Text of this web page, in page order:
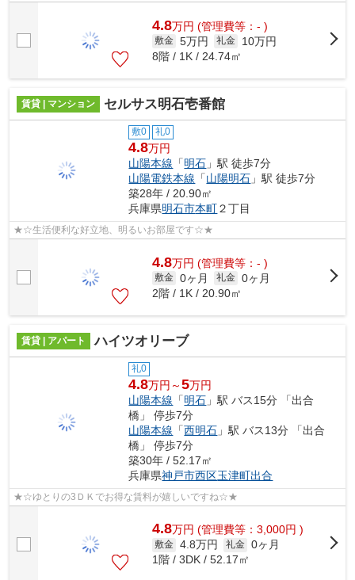
4.8万円 (管理費等：- )
敷金 5万円 礼金
10万円
8階 / 1K / 24.74㎡
賃貸 | マンション セルサス明石壱番館
敷0 礼0
4.8万円
山陽本線 「明石 」駅 徒歩7分
山陽電鉄本線 「山陽明石 」駅 徒歩7分
築28年 / 20.90㎡
兵庫県明石市本町２丁目
★☆生活便利な好立地、明るいお部屋です☆★
4.8万円 (管理費等：- )
敷金 0ヶ月 礼金 0ヶ月
2階 / 1K / 20.90㎡
賃貸 | アパート ハイツオリーブ
礼0
4.8万円～5万円
山陽本線 「明石 」駅 バス15分 「出合
橋」 停歩7分
山陽本線 「西明石 」駅 バス13分 「出合
橋」 停歩7分
築30年 / 52.17㎡
兵庫県神戸市西区玉津町出合
★☆ゆとりの3ＤＫでお得な賃料が嬉しいですね☆★
4.8万円 (管理費等：3,000円 )
敷金 4.8万円 礼金 0ヶ月
1階 / 3DK / 52.17㎡